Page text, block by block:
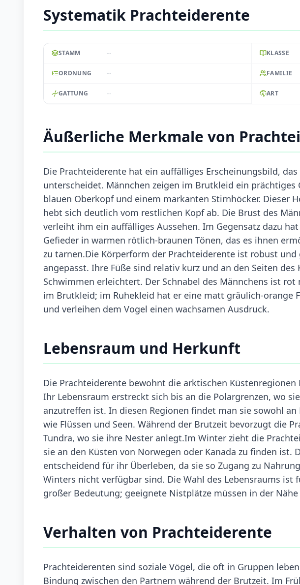
Systematik Prachteiderente
STAMM -- KLASSE
ORDNUNG -- FAMILIE
GATTUNG -- ART
Äußerliche Merkmale von
Die Prachteiderente hat ein auffälliges Erscheinungsbild,
unterscheidet. Männchen zeigen im Brutkleid ein
blauen Oberkopf und einem markanten Stirnhöcker. Dieser
hebt sich deutlich vom restlichen Kopf ab. Die Brust des
verleiht ihm ein auffälliges Aussehen. Im Gegensatz dazu
Gefieder in warmen rötlich-braunen Tönen, das es ihnen
zu tarnen.Die Körperform der Prachteiderente ist robust und
angepasst. Ihre Füße sind relativ kurz und an den Seiten
Schwimmen erleichtert. Der Schnabel des Männchens ist
im Brutkleid; im Ruhekleid hat er eine matt gräulich-orange
und verleihen dem Vogel einen wachsamen Ausdruck.
Lebensraum und Herkunft
Die Prachteiderente bewohnt die arktischen
Ihr Lebensraum erstreckt sich bis an die Polargrenzen, wo
anzutreffen ist. In diesen Regionen findet man sie sowohl
wie Flüssen und Seen. Während der Brutzeit bevorzugt die
Tundra, wo sie ihre Nester anlegt.Im Winter zieht die
sie an den Küsten von Norwegen oder Kanada zu finden ist.
entscheidend für ihr Überleben, da sie so Zugang zu
Winters nicht verfügbar sind. Die Wahl des Lebensraums ist
großer Bedeutung; geeignete Nistplätze müssen in der
Verhalten von Prachteiderente
Prachteiderenten sind soziale Vögel, die oft in Gruppen
Bindung zwischen den Partnern während der Brutzeit. Im